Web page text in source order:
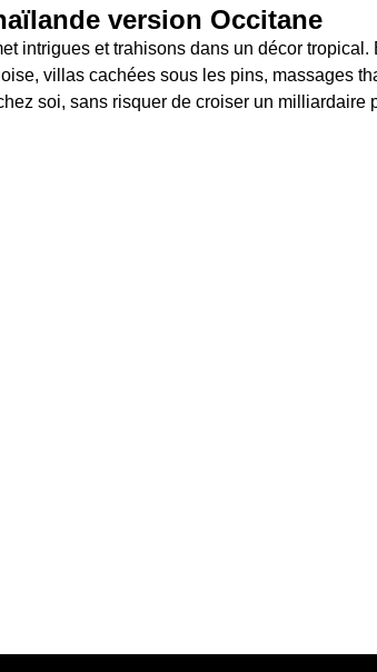
version Occitane
intrigues et trahisons dans un décor
villas cachées sous les pins, massages
soi, sans risquer de croiser un milliardaire